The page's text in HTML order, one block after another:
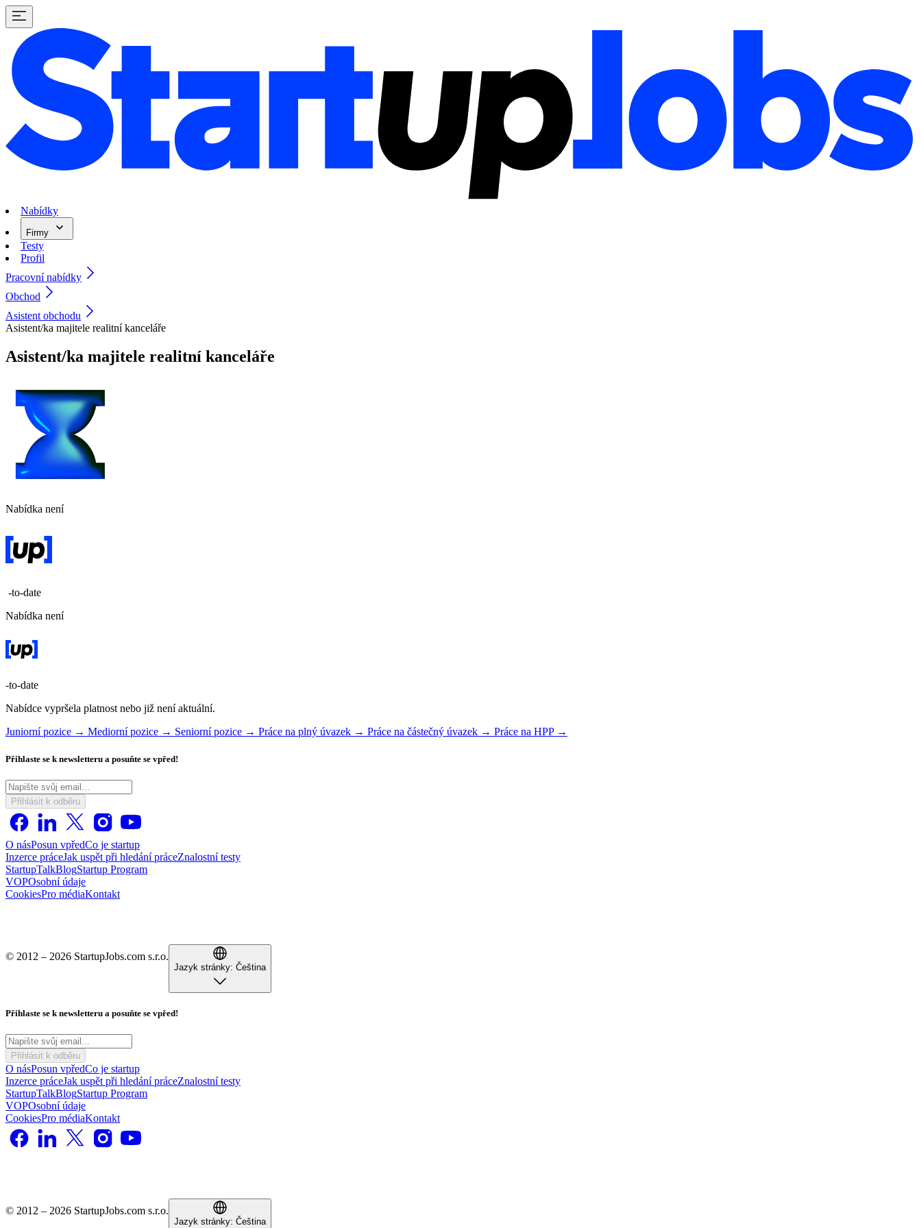
Nabídky
Firmy
Testy
Profil
Pracovní nabídky
Obchod
Asistent obchodu
Asistent/ka majitele realitní kanceláře
Asistent/ka majitele realitní kanceláře
Nabídka není
-to-date
Nabídka není
-to-date
Nabídce vypršela platnost nebo již není aktuální.
Juniorní pozice → Mediorní pozice → Seniorní pozice → Práce na plný úvazek → Práce na částečný úvazek → Práce na HPP →
Přihlaste se k newsletteru a posuňte se vpřed!
Přihlásit k odběru
O násPosun vpředCo je startup
Inzerce práceJak uspět při hledání práceZnalostní testy
StartupTalkBlogStartup Program
VOPOsobní údaje
CookiesPro médiaKontakt
© 2012 – 2026 StartupJobs.com s.r.o.
Jazyk stránky: Čeština
Přihlaste se k newsletteru a posuňte se vpřed!
Přihlásit k odběru
O násPosun vpředCo je startup
Inzerce práceJak uspět při hledání práceZnalostní testy
StartupTalkBlogStartup Program
VOPOsobní údaje
CookiesPro médiaKontakt
© 2012 – 2026 StartupJobs.com s.r.o.
Jazyk stránky: Čeština